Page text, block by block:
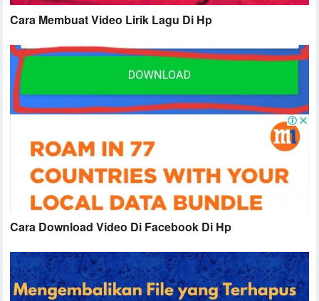
Cara Membuat Video Lirik Lagu Di Hp
Cara Download Video Di Facebook Di Hp